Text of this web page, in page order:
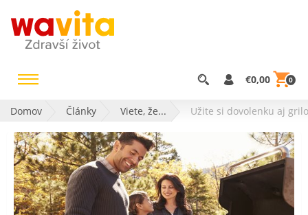
€0,00 0
Domov Články Viete, že... Užite si dovolenku aj